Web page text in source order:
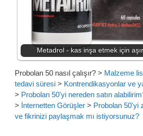
Metadrol - kas inşa etmek için
Probolan 50 nasıl çalışır? > Malzeme
tedavi süresi > Kontrendikasyonlar ve
> Probolan 50'yi nereden satın
> İnternetten Görüşler > Probolan 50'yi
ve fikrinizi paylaşmak mı istiyorsunuz?